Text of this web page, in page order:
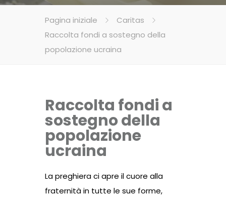
Pagina iniziale
Caritas
Raccolta fondi a sostegno della
popolazione ucraina
Raccolta fondi a
sostegno della
popolazione
ucraina
La preghiera ci apre il cuore alla
fraternità in tutte le sue forme,